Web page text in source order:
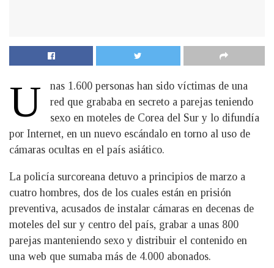
U
nas 1.600 personas han sido víctimas de una
red que grababa en secreto a parejas teniendo
sexo en moteles de Corea del Sur y lo difundía
por Internet, en un nuevo escándalo en torno al uso de
cámaras ocultas en el país asiático.
La policía surcoreana detuvo a principios de marzo a
cuatro hombres, dos de los cuales están en prisión
preventiva, acusados de instalar cámaras en decenas de
moteles del sur y centro del país, grabar a unas 800
parejas manteniendo sexo y distribuir el contenido en
una web que sumaba más de 4.000 abonados.